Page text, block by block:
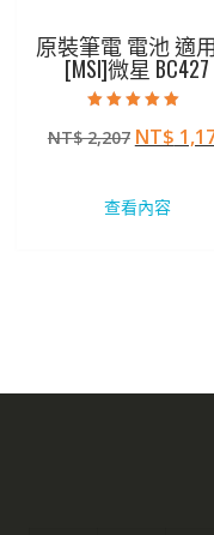
原裝筆電 電池 適
[MSI]微星 BC427
5.00
滿分 5
NT$2,207 原
格：
NT$
查看內容